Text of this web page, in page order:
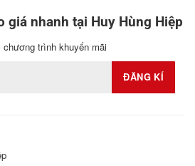
giá nhanh tại Huy Hùng Hiệp
trình khuyến mãi